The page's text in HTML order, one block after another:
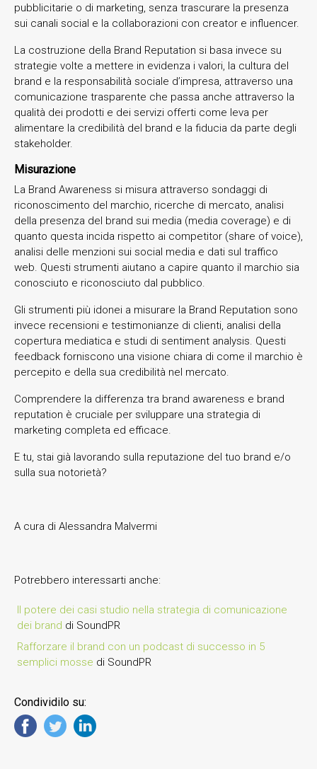
pubblicitarie o di marketing, senza trascurare la presenza
sui canali social e la collaborazioni con creator e influencer.
La costruzione della Brand Reputation si basa invece su
strategie volte a mettere in evidenza i valori, la cultura del
brand e la responsabilità sociale d’impresa, attraverso una
comunicazione trasparente che passa anche attraverso la
qualità dei prodotti e dei servizi offerti come leva per
alimentare la credibilità del brand e la fiducia da parte degli
stakeholder.
Misurazione
La Brand Awareness si misura attraverso sondaggi di
riconoscimento del marchio, ricerche di mercato, analisi
della presenza del brand sui media (media coverage) e di
quanto questa incida rispetto ai competitor (share of voice),
analisi delle menzioni sui social media e dati sul traffico
web. Questi strumenti aiutano a capire quanto il marchio sia
conosciuto e riconosciuto dal pubblico.
Gli strumenti più idonei a misurare la Brand Reputation sono
invece recensioni e testimonianze di clienti, analisi della
copertura mediatica e studi di sentiment analysis. Questi
feedback forniscono una visione chiara di come il marchio è
percepito e della sua credibilità nel mercato.
Comprendere la differenza tra brand awareness e brand
reputation è cruciale per sviluppare una strategia di
marketing completa ed efficace.
E tu, stai già lavorando sulla reputazione del tuo brand e/o
sulla sua notorietà?
A cura di Alessandra Malvermi
Potrebbero interessarti anche:
Il potere dei casi studio nella strategia di comunicazione
dei brand di SoundPR
Rafforzare il brand con un podcast di successo in 5
semplici mosse di SoundPR
Condividilo su: